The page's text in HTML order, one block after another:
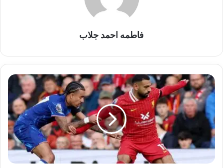
فاطمه احمد جلاب
قمة
الجولة
ليفربول
يستضيف
تشيلسي
في
الأنفيلد